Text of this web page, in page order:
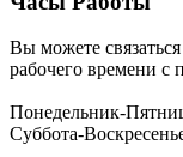
Вы можете
рабочего времени с
Понедельник-
Суббота-